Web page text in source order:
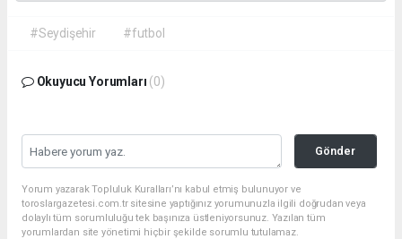
#Seydişehir #futbol
Okuyucu Yorumları (0)
Gönder
Yorum yazarak Topluluk Kuralları’nı kabul etmiş bulunuyor ve
toroslargazetesi.com.tr sitesine yaptığınız yorumunuzla ilgili doğrudan veya
dolaylı tüm sorumluluğu tek başınıza üstleniyorsunuz. Yazılan tüm
yorumlardan site yönetimi hiçbir şekilde sorumlu tutulamaz.